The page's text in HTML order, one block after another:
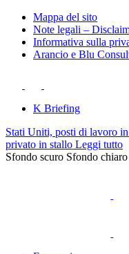
Mappa del sito
Note legali –
Informativa sulla
Arancio e Blu
K Briefing
Stati Uniti, posti di lavoro
privato in stallo Leggi tutto
Sfondo scuro Sfondo chiaro